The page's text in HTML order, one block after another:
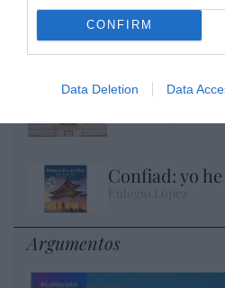
CONFIRM
Data Deletion Data
No perdamos el norte:
mala
Eulogio López
Milagros de
Confiad: yo
Argumentos